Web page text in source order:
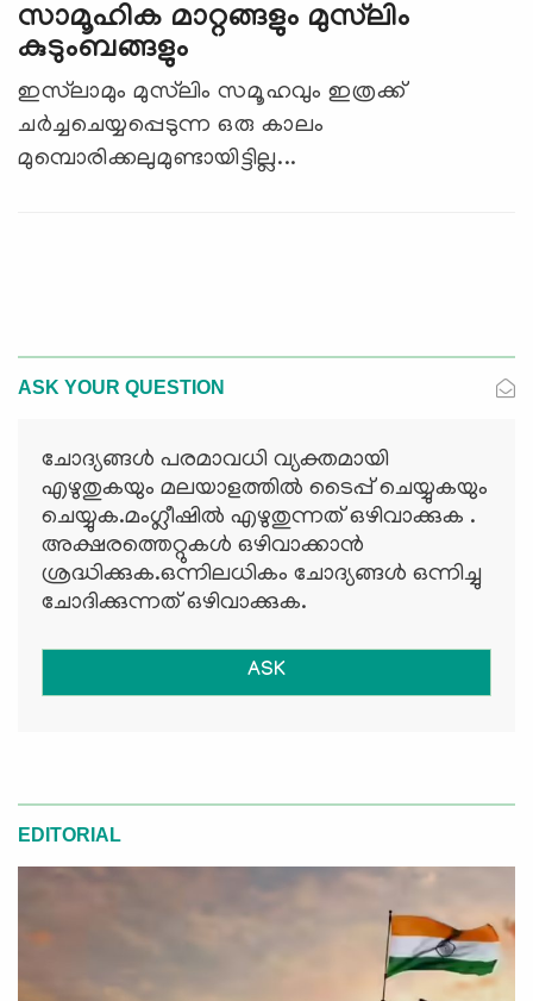
സാമൂഹിക മാറ്റങ്ങളും മുസ്‌ലിം
കുടുംബങ്ങളും
ഇസ്‌ലാമും മുസ്‌ലിം സമൂഹവും ഇത്രക്ക്
ചര്‍ച്ചചെയ്യപ്പെടുന്ന ഒരു കാലം
മുമ്പൊരിക്കലുമുണ്ടായിട്ടില്ല...
ASK YOUR QUESTION
ചോദ്യങ്ങള്‍ പരമാവധി വ്യക്തമായി
എഴുതുകയും മലയാളത്തില്‍ ടൈപ്പ് ചെയ്യുകയും
ചെയ്യുക.മംഗ്ലീഷില്‍ എഴുതുന്നത് ഒഴിവാക്കുക .
അക്ഷരത്തെറ്റുകള്‍ ഒഴിവാക്കാന്‍
ശ്രദ്ധിക്കുക.ഒന്നിലധികം ചോദ്യങ്ങള്‍ ഒന്നിച്ചു
ചോദിക്കുന്നത് ഒഴിവാക്കുക.
ASK
EDITORIAL